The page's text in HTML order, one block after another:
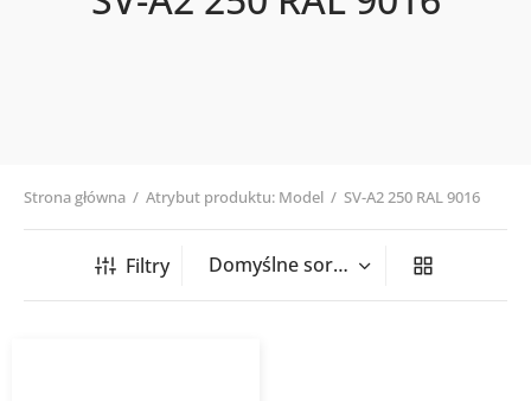
Strona główna / Atrybut produktu: Model / SV-A2 250 RAL 9016
Filtry